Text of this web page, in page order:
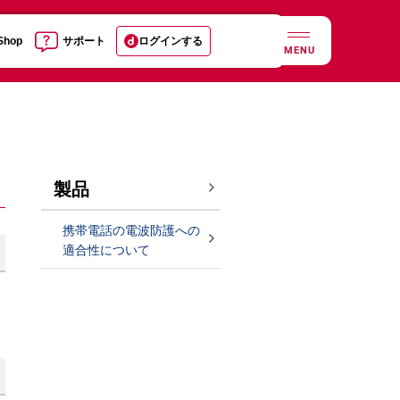
サポート ログインする
MENU
製品
携帯電話の電波防護への
適合性について